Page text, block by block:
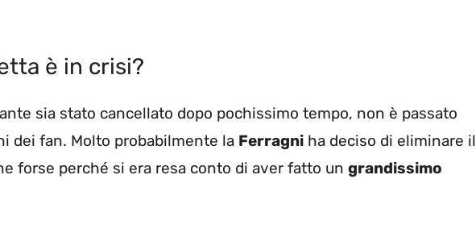
è in crisi?
sia stato cancellato dopo pochissimo tempo, non è passato
dei fan. Molto probabilmente la Ferragni ha deciso di eliminare il
forse perché si era resa conto di aver fatto un grandissimo